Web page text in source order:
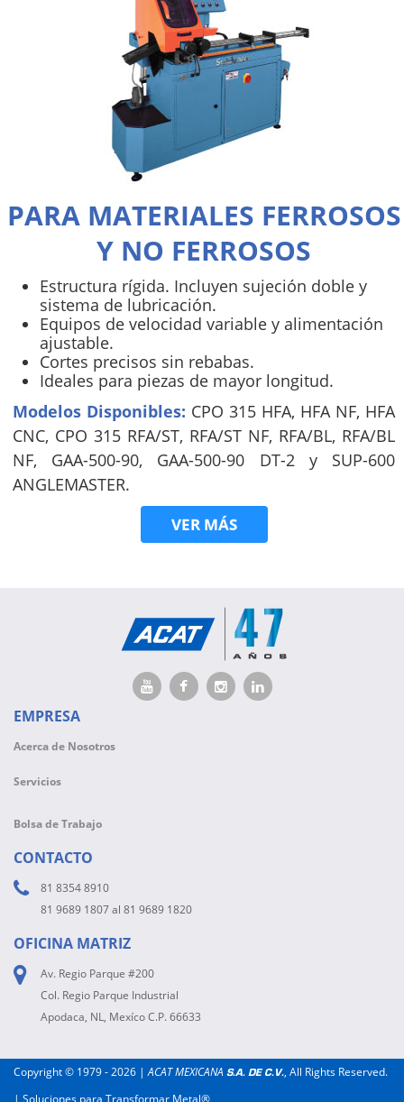
PARA MATERIALES FERROSOS
Y NO FERROSOS
Estructura rígida. Incluyen sujeción doble y
sistema de lubricación.
Equipos de velocidad variable y alimentación
ajustable.
Cortes precisos sin rebabas.
Ideales para piezas de mayor longitud.
Modelos Disponibles: CPO 315 HFA, HFA NF, HFA
CNC, CPO 315 RFA/ST, RFA/ST NF, RFA/BL, RFA/BL
NF, GAA-500-90, GAA-500-90 DT-2 y SUP-600
ANGLEMASTER.
VER MÁS
EMPRESA
Acerca de Nosotros
Servicios
Bolsa de Trabajo
CONTACTO
81 8354 8910
81 9689 1807 al 81 9689 1820
OFICINA MATRIZ
Av. Regio Parque #200
Col. Regio Parque Industrial
Apodaca, NL, Mexíco C.P. 66633
Copyright © 1979 - 2026 |ACAT MEXICANA S.A. DE C.V., All Rights Reserved.